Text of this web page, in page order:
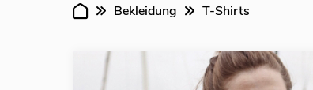
Bekleidung T-Shirts